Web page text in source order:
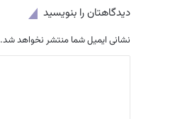
دیدگاهتان را بنویسید
نشانی ایمیل شما منتشر نخواهد شد.